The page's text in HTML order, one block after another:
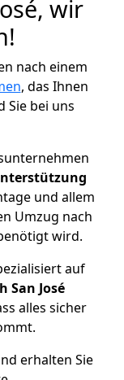
wir
nach einem
, das Ihnen
Sie bei uns
und allem
Umzug nach
wird.
auf
San José
alles sicher
erhalten Sie